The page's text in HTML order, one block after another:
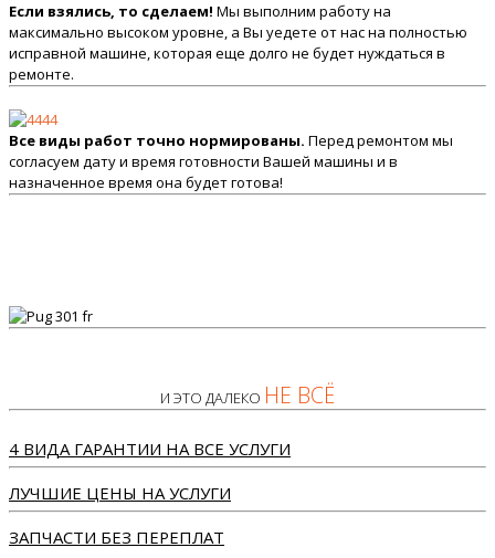
Если взялись, то сделаем! Мы выполним работу на
максимально высоком уровне, а Вы уедете от нас на полностью
исправной машине, которая еще долго не будет нуждаться в
ремонте.
Все виды работ точно нормированы. Перед ремонтом мы
согласуем дату и время готовности Вашей машины и в
назначенное время она будет готова!
И ЭТО ДАЛЕКО НЕ ВСЁ
4 ВИДА ГАРАНТИИ НА ВСЕ УСЛУГИ
ЛУЧШИЕ ЦЕНЫ НА УСЛУГИ
ЗАПЧАСТИ БЕЗ ПЕРЕПЛАТ